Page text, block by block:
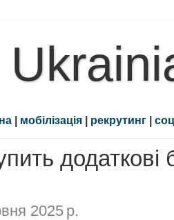
| мобілізація | рекрутинг |
2025 р.